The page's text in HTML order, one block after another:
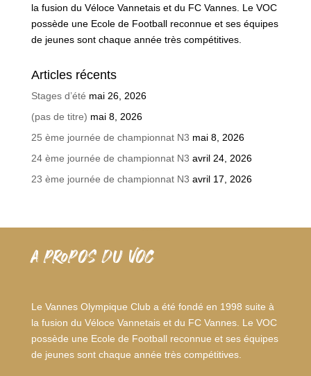
la fusion du Véloce Vannetais et du FC Vannes. Le VOC
possède une Ecole de Football reconnue et ses équipes
de jeunes sont chaque année très compétitives.
Articles récents
Stages d’été mai 26, 2026
(pas de titre) mai 8, 2026
25 ème journée de championnat N3 mai 8, 2026
24 ème journée de championnat N3 avril 24, 2026
23 ème journée de championnat N3 avril 17, 2026
A PROPOS DU VOC
Le Vannes Olympique Club a été fondé en 1998 suite à
la fusion du Véloce Vannetais et du FC Vannes. Le VOC
possède une Ecole de Football reconnue et ses équipes
de jeunes sont chaque année très compétitives.